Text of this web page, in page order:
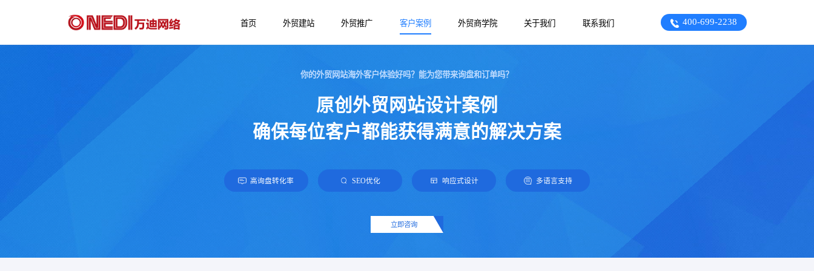
首页 外贸建站 外贸推广
谷歌推广
网易外贸通
Google SEO优化
Yandex推广
Bing海外推广
客户案例
外贸产品站
营销外贸站
B2B外贸站
外贸商学院
外贸网站建设
外贸建站知识
关于我们 联系我们 400-699-2238
你的外贸网站海外客户体验好吗？能为您带来询盘和订单吗？
原创外贸网站设计案例
确保每位客户都能获得满意的解决方案
高询盘转化率 SEO优化 响应式设计 多语言支持
立即咨询